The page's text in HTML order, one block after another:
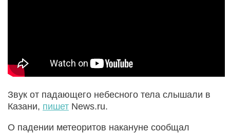
Звук от падающего небесного тела слышали в
Казани, пишет News.ru.
О падении метеоритов накануне сообщал